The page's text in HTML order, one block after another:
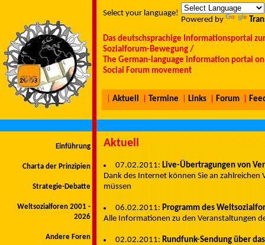
Select your language!
Powered by
Das deutschsprachige Informationsportal
Sozialforum-Bewegung /
The German-language information portal
Social Forum movement
Aktuell Termine Links Forum
Einführung
Charta der Prinzipien
Strategie-Debatte
Weltsozialforen 2001 -
2026
Andere Foren
Aktuell
07.02.2011: Live-Übertragungen von
Dank des Internet können Sie an
müssen
06.02.2011: Programm des
Alle Informationen zu den Veranstaltungen
02.02.2011: Rundfunk-Sendung über